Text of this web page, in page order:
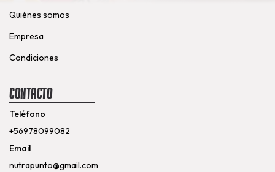
Quiénes somos
Empresa
Condiciones
Contacto
Teléfono
+56978099082
Email
nutrapunto@gmail.com